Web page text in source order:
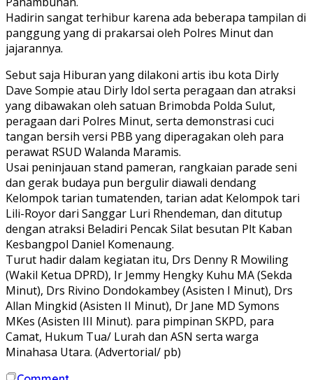
Hadirin sangat terhibur karena ada beberapa tampilan di
panggung yang di prakarsai oleh Polres Minut dan
jajarannya.
Sebut saja Hiburan yang dilakoni artis ibu kota Dirly
Dave Sompie atau Dirly Idol serta peragaan dan atraksi
yang dibawakan oleh satuan Brimobda Polda Sulut,
peragaan dari Polres Minut, serta demonstrasi cuci
tangan bersih versi PBB yang diperagakan oleh para
perawat RSUD Walanda Maramis.
Usai peninjauan stand pameran, rangkaian parade seni
dan gerak budaya pun bergulir diawali dendang
Kelompok tarian tumatenden, tarian adat Kelompok tari
Lili-Royor dari Sanggar Luri Rhendeman, dan ditutup
dengan atraksi Beladiri Pencak Silat besutan Plt Kaban
Kesbangpol Daniel Komenaung.
Turut hadir dalam kegiatan itu, Drs Denny R Mowiling
(Wakil Ketua DPRD), Ir Jemmy Hengky Kuhu MA (Sekda
Minut), Drs Rivino Dondokambey (Asisten I Minut), Drs
Allan Mingkid (Asisten II Minut), Dr Jane MD Symons
MKes (Asisten III Minut). para pimpinan SKPD, para
Camat, Hukum Tua/ Lurah dan ASN serta warga
Minahasa Utara. (Advertorial/ pb)